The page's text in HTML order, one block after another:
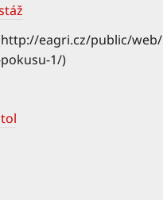
://eagri.cz/public/
1/)